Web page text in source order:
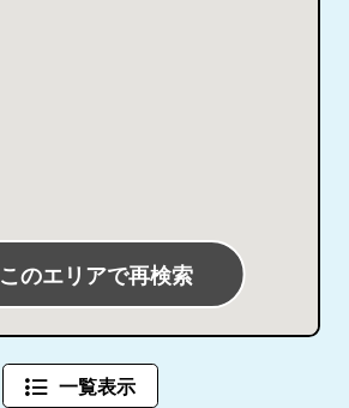
このエリアで再検索
一覧表示